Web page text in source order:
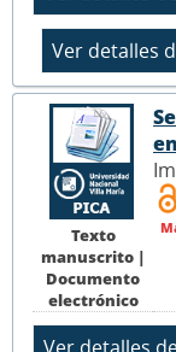
Texto
manuscrito |
Documento
electrónico